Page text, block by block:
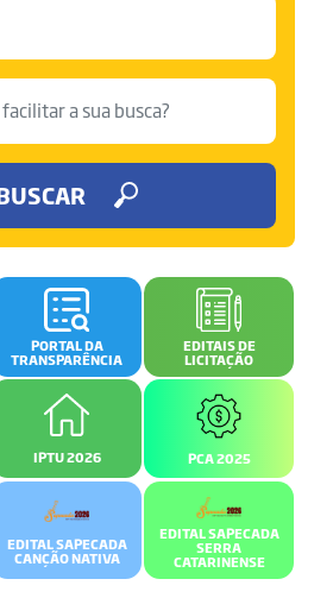
PORTAL DA
TRANSPARÊNCIA
EDITAIS DE
LICITAÇÃO
IPTU 2026 PCA 2025
EDITAL SAPECADA
CANÇÃO NATIVA
EDITAL SAPECADA
SERRA
CATARINENSE